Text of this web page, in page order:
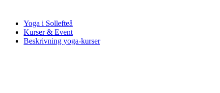
Yoga i Sollefteå
Kurser & Event
Beskrivning yoga-kurser